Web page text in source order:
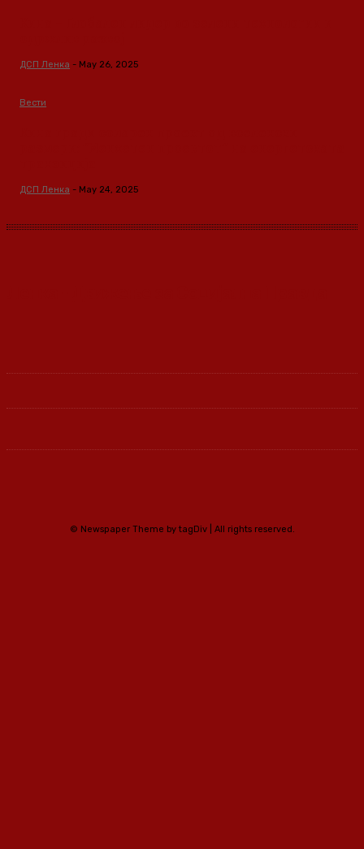
ДСП Ленка - May 26, 2025
Вести
ДСП Ленка - May 24, 2025
© Newspaper Theme by tagDiv | All rights reserved.